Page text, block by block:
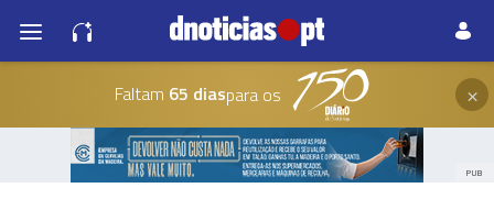
Faltam 65 diaspara os ×
PUB